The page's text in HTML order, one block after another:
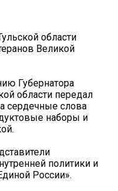
области
Великой
Губернатора
области передал
сердечные слова
наборы и
политики и
России».